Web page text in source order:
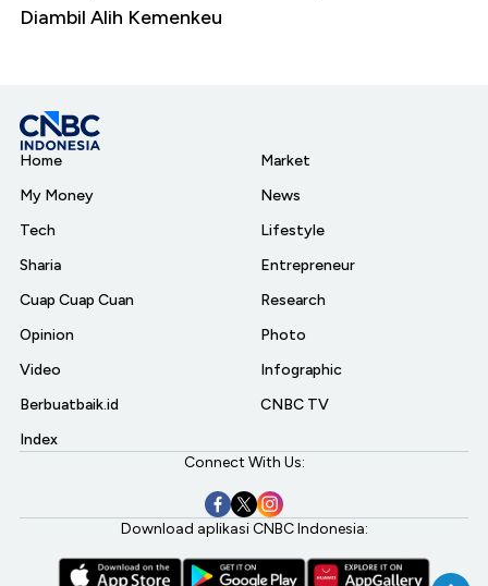
Diambil Alih Kemenkeu
Home
My Money
Tech
Sharia
Cuap Cuap Cuan
Opinion
Video
Berbuatbaik.id
Index
Market
News
Lifestyle
Entrepreneur
Research
Photo
Infographic
CNBC TV
Connect With Us:
Download aplikasi CNBC Indonesia: